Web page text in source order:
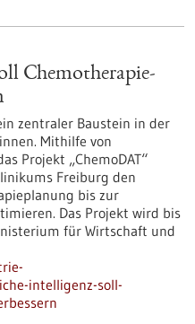
Chemotherapie-
zentraler Baustein in der
Mithilfe von
Projekt „ChemoDAT“
Freiburg den
bis zur
Das Projekt wird bis
für Wirtschaft und
intelligenz-soll-